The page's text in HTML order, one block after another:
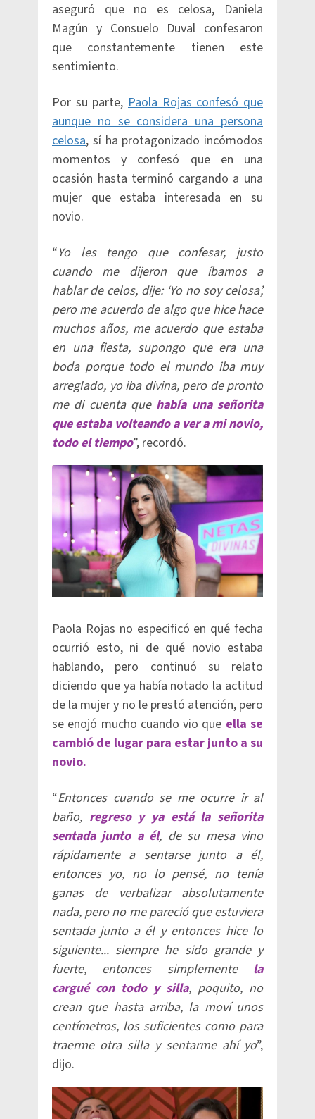
aseguró que no es celosa, Daniela
Magún y Consuelo Duval confesaron
que constantemente tienen este
sentimiento.
Por su parte, Paola Rojas confesó que
aunque no se considera una persona
celosa, sí ha protagonizado incómodos
momentos y confesó que en una
ocasión hasta terminó cargando a una
mujer que estaba interesada en su
novio.
“Yo les tengo que confesar, justo
cuando me dijeron que íbamos a
hablar de celos, dije: ‘Yo no soy celosa’,
pero me acuerdo de algo que hice hace
muchos años, me acuerdo que estaba
en una fiesta, supongo que era una
boda porque todo el mundo iba muy
arreglado, yo iba divina, pero de pronto
me di cuenta que había una señorita
que estaba volteando a ver a mi novio,
todo el tiempo”, recordó.
Paola Rojas no especificó en qué fecha
ocurrió esto, ni de qué novio estaba
hablando, pero continuó su relato
diciendo que ya había notado la actitud
de la mujer y no le prestó atención, pero
se enojó mucho cuando vio que ella se
cambió de lugar para estar junto a su
novio.
“Entonces cuando se me ocurre ir al
baño, regreso y ya está la señorita
sentada junto a él, de su mesa vino
rápidamente a sentarse junto a él,
entonces yo, no lo pensé, no tenía
ganas de verbalizar absolutamente
nada, pero no me pareció que estuviera
sentada junto a él y entonces hice lo
siguiente... siempre he sido grande y
fuerte, entonces simplemente la
cargué con todo y silla, poquito, no
crean que hasta arriba, la moví unos
centímetros, los suficientes como para
traerme otra silla y sentarme ahí yo”,
dijo.